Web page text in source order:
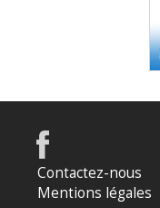
Contactez-nous
Mentions légales